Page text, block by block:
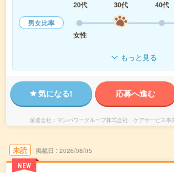
20代 30代 40代
男女比率
女性
もっと見る
気になる! 応募へ進む
派遣会社 マンパワーグループ株式会社 ケアサービス事
未読
NEW
掲載日 2026/08/05